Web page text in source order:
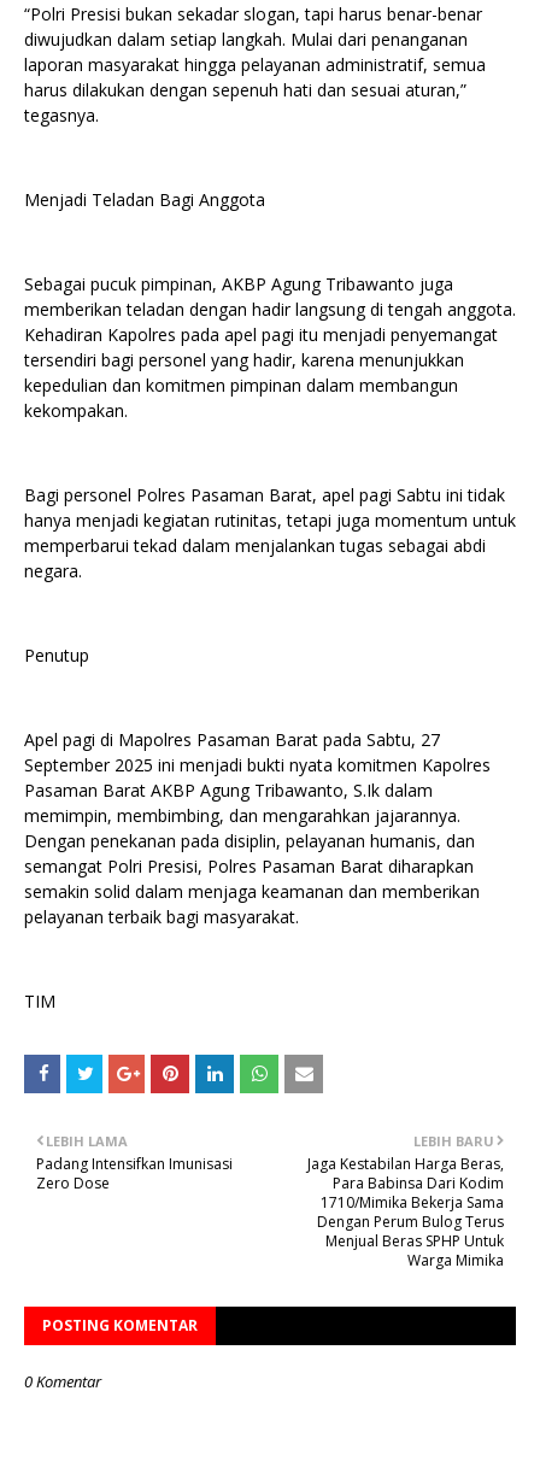
“Polri Presisi bukan sekadar slogan, tapi harus benar-benar
diwujudkan dalam setiap langkah. Mulai dari penanganan
laporan masyarakat hingga pelayanan administratif, semua
harus dilakukan dengan sepenuh hati dan sesuai aturan,”
tegasnya.
Menjadi Teladan Bagi Anggota
Sebagai pucuk pimpinan, AKBP Agung Tribawanto juga
memberikan teladan dengan hadir langsung di tengah anggota.
Kehadiran Kapolres pada apel pagi itu menjadi penyemangat
tersendiri bagi personel yang hadir, karena menunjukkan
kepedulian dan komitmen pimpinan dalam membangun
kekompakan.
Bagi personel Polres Pasaman Barat, apel pagi Sabtu ini tidak
hanya menjadi kegiatan rutinitas, tetapi juga momentum untuk
memperbarui tekad dalam menjalankan tugas sebagai abdi
negara.
Penutup
Apel pagi di Mapolres Pasaman Barat pada Sabtu, 27
September 2025 ini menjadi bukti nyata komitmen Kapolres
Pasaman Barat AKBP Agung Tribawanto, S.Ik dalam
memimpin, membimbing, dan mengarahkan jajarannya.
Dengan penekanan pada disiplin, pelayanan humanis, dan
semangat Polri Presisi, Polres Pasaman Barat diharapkan
semakin solid dalam menjaga keamanan dan memberikan
pelayanan terbaik bagi masyarakat.
TIM
LEBIH BARU
Jaga Kestabilan Harga Beras,
Para Babinsa Dari Kodim
1710/Mimika Bekerja Sama
Dengan Perum Bulog Terus
Menjual Beras SPHP Untuk
Warga Mimika
LEBIH LAMA
Padang Intensifkan Imunisasi
Zero Dose
POSTING KOMENTAR
0 Komentar